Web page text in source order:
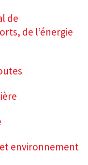
de
de l’énergie
environnement